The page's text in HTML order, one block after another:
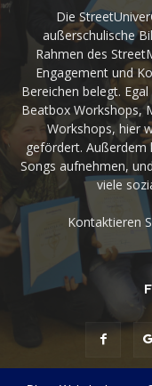
Die
außerschulische
Rahmen des
Engagement und
Bereichen belegt.
Beatbox Workshops,
Workshops, hier
gefördert. Außerdem
Songs aufnehmen,
viele
Kontaktieren